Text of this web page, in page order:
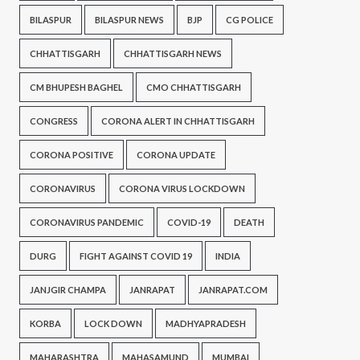
BILASPUR BILASPUR NEWS BJP CG POLICE
CHHATTISGARH CHHATTISGARH NEWS
CM BHUPESH BAGHEL CMO CHHATTISGARH
CONGRESS CORONA ALERT IN CHHATTISGARH
CORONA POSITIVE CORONA UPDATE
CORONAVIRUS CORONA VIRUS LOCKDOWN
CORONAVIRUS PANDEMIC COVID-19 DEATH
DURG FIGHT AGAINST COVID 19 INDIA
JANJGIR CHAMPA JANRAPAT JANRAPAT.COM
KORBA LOCK DOWN MADHYAPRADESH
MAHARASHTRA MAHASAMUND MUMBAI